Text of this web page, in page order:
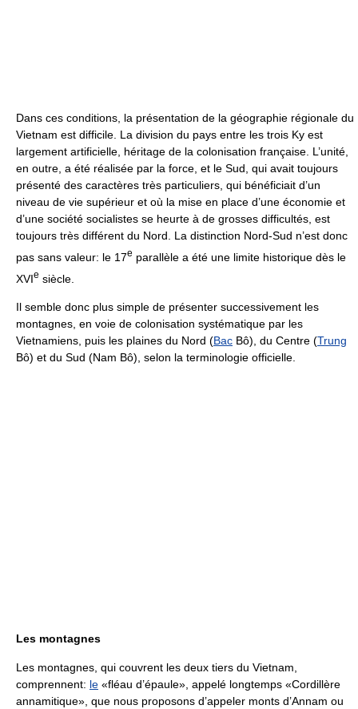
Dans ces conditions, la présentation de la géographie régionale du
Vietnam est difficile. La division du pays entre les trois Ky est
largement artificielle, héritage de la colonisation française. L’unité,
en outre, a été réalisée par la force, et le Sud, qui avait toujours
présenté des caractères très particuliers, qui bénéficiait d’un
niveau de vie supérieur et où la mise en place d’une économie et
d’une société socialistes se heurte à de grosses difficultés, est
toujours très différent du Nord. La distinction Nord-Sud n’est donc
pas sans valeur: le 17e parallèle a été une limite historique dès le
XVIe siècle.
Il semble donc plus simple de présenter successivement les
montagnes, en voie de colonisation systématique par les
Vietnamiens, puis les plaines du Nord (Bac Bô), du Centre (Trung
Bô) et du Sud (Nam Bô), selon la terminologie officielle.
Les montagnes
Les montagnes, qui couvrent les deux tiers du Vietnam,
comprennent: le «fléau d’épaule», appelé longtemps «Cordillère
annamitique», que nous proposons d’appeler monts d’Annam ou